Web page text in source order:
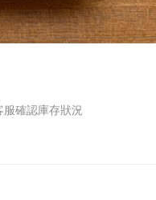
確認庫存狀況